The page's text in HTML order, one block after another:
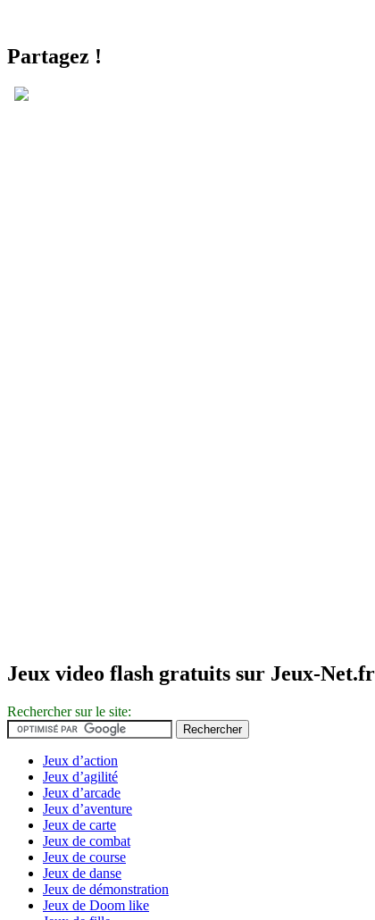
Partagez !
Jeux video flash gratuits sur Jeux-Net.fr
Rechercher sur le site:
Jeux d’action
Jeux d’agilité
Jeux d’arcade
Jeux d’aventure
Jeux de carte
Jeux de combat
Jeux de course
Jeux de danse
Jeux de démonstration
Jeux de Doom like